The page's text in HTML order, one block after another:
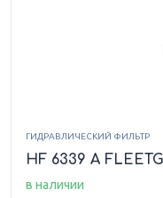
ГИДРАВЛИЧЕСКИЙ ФИЛЬТР
HF 6339 A
в наличии